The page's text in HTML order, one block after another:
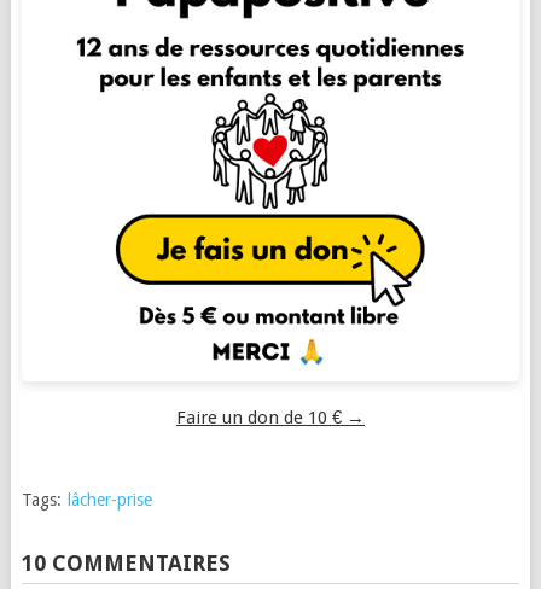
Faire un don de 10 € →
Tags: lâcher-prise
10 COMMENTAIRES